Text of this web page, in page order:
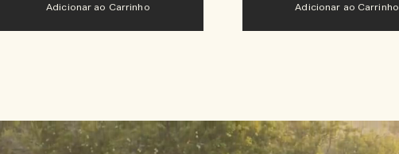
Adicionar ao Carrinho Adicionar ao Carrinho